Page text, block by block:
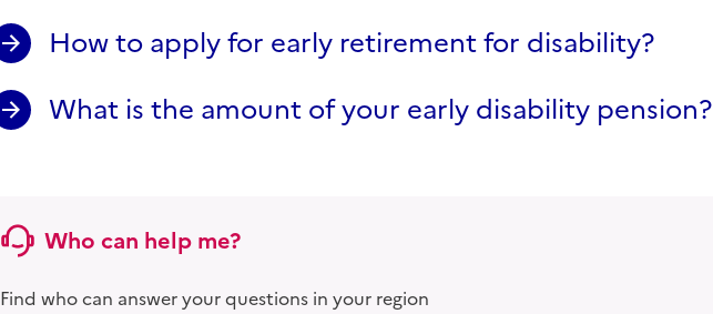
How to apply for early retirement for disability?
What is the amount of your early disability pension?
Who can help me?
Find who can answer your questions in your region